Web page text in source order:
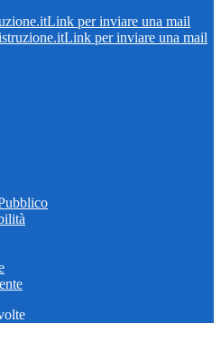
Link per inviare una mail
Link per inviare una mail